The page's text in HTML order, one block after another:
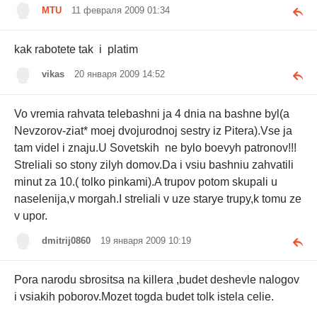
MTU 11 февраля 2009 01:34
kak rabotete tak i platim
vikas 20 января 2009 14:52
Vo vremia rahvata telebashni ja 4 dnia na bashne byl(a
Nevzorov-ziat* moej dvojurodnoj sestry iz Pitera).Vse ja
tam videl i znaju.U Sovetskih ne bylo boevyh patronov!!!
Streliali so stony zilyh domov.Da i vsiu bashniu zahvatili
minut za 10.( tolko pinkami).A trupov potom skupali u
naselenija,v morgah.I streliali v uze starye trupy,k tomu ze
v upor.
dmitrij0860 19 января 2009 10:19
Pora narodu sbrositsa na killera ,budet deshevle nalogov
i vsiakih poborov.Mozet togda budet tolk istela celie.